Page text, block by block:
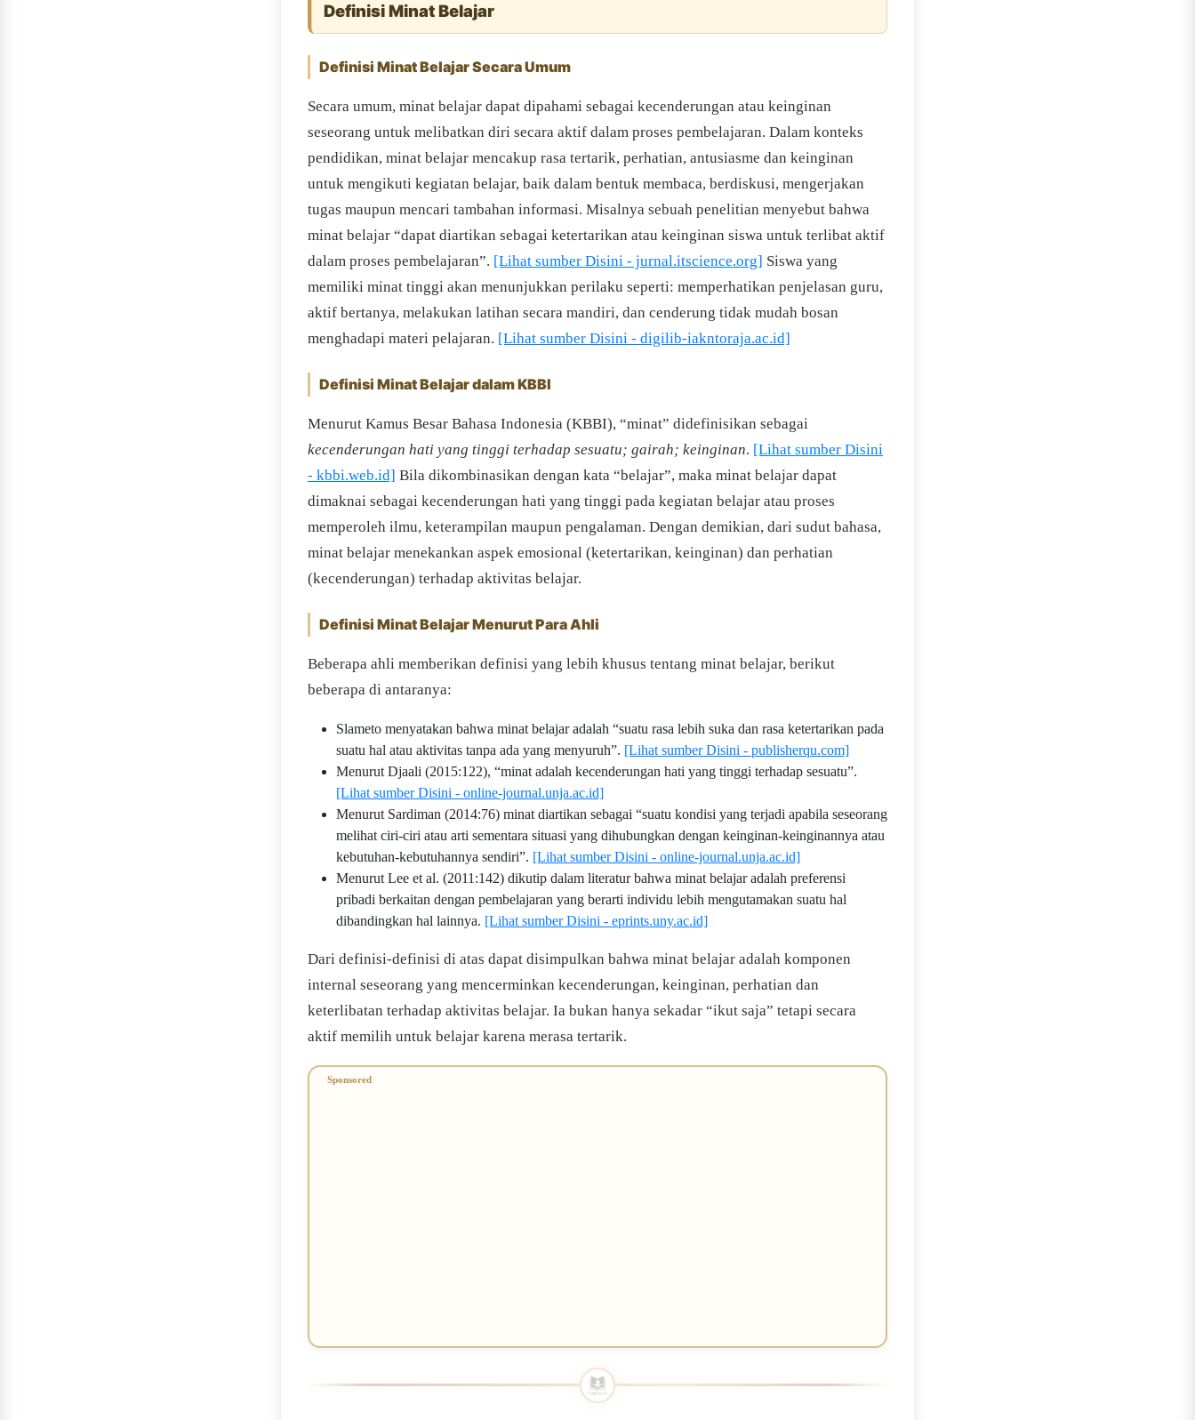
Definisi Minat Belajar
Definisi Minat Belajar Secara Umum
Secara umum, minat belajar dapat dipahami sebagai kecenderungan atau keinginan
seseorang untuk melibatkan diri secara aktif dalam proses pembelajaran. Dalam konteks
pendidikan, minat belajar mencakup rasa tertarik, perhatian, antusiasme dan keinginan
untuk mengikuti kegiatan belajar, baik dalam bentuk membaca, berdiskusi, mengerjakan
tugas maupun mencari tambahan informasi. Misalnya sebuah penelitian menyebut bahwa
minat belajar “dapat diartikan sebagai ketertarikan atau keinginan siswa untuk terlibat aktif
dalam proses pembelajaran”. [Lihat sumber Disini - jurnal.itscience.org] Siswa yang
memiliki minat tinggi akan menunjukkan perilaku seperti: memperhatikan penjelasan guru,
aktif bertanya, melakukan latihan secara mandiri, dan cenderung tidak mudah bosan
menghadapi materi pelajaran. [Lihat sumber Disini - digilib-iakntoraja.ac.id]
Definisi Minat Belajar dalam KBBI
Menurut Kamus Besar Bahasa Indonesia (KBBI), “minat” didefinisikan sebagai
kecenderungan hati yang tinggi terhadap sesuatu; gairah; keinginan. [Lihat sumber Disini
- kbbi.web.id] Bila dikombinasikan dengan kata “belajar”, maka minat belajar dapat
dimaknai sebagai kecenderungan hati yang tinggi pada kegiatan belajar atau proses
memperoleh ilmu, keterampilan maupun pengalaman. Dengan demikian, dari sudut bahasa,
minat belajar menekankan aspek emosional (ketertarikan, keinginan) dan perhatian
(kecenderungan) terhadap aktivitas belajar.
Definisi Minat Belajar Menurut Para Ahli
Beberapa ahli memberikan definisi yang lebih khusus tentang minat belajar, berikut
beberapa di antaranya:
Slameto menyatakan bahwa minat belajar adalah “suatu rasa lebih suka dan rasa ketertarikan pada
suatu hal atau aktivitas tanpa ada yang menyuruh”. [Lihat sumber Disini - publisherqu.com]
Menurut Djaali (2015:122), “minat adalah kecenderungan hati yang tinggi terhadap sesuatu”.
[Lihat sumber Disini - online-journal.unja.ac.id]
Menurut Sardiman (2014:76) minat diartikan sebagai “suatu kondisi yang terjadi apabila seseorang
melihat ciri-ciri atau arti sementara situasi yang dihubungkan dengan keinginan-keinginannya atau
kebutuhan-kebutuhannya sendiri”. [Lihat sumber Disini - online-journal.unja.ac.id]
Menurut Lee et al. (2011:142) dikutip dalam literatur bahwa minat belajar adalah preferensi
pribadi berkaitan dengan pembelajaran yang berarti individu lebih mengutamakan suatu hal
dibandingkan hal lainnya. [Lihat sumber Disini - eprints.uny.ac.id]
Dari definisi-definisi di atas dapat disimpulkan bahwa minat belajar adalah komponen
internal seseorang yang mencerminkan kecenderungan, keinginan, perhatian dan
keterlibatan terhadap aktivitas belajar. Ia bukan hanya sekadar “ikut saja” tetapi secara
aktif memilih untuk belajar karena merasa tertarik.